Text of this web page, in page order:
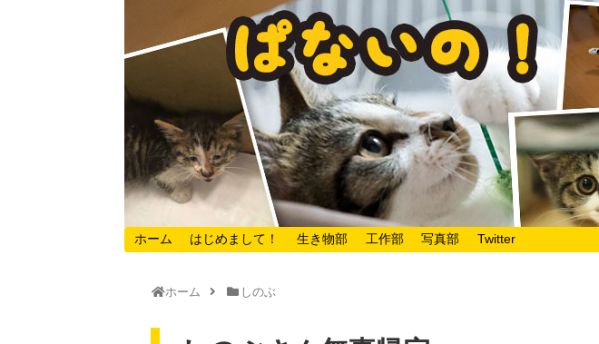
ホーム はじめまして！ 生き物部 工作部 写真部 Twitter
ホーム しのぶ